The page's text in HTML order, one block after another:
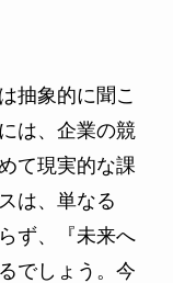
抽象的に聞こ
は、企業の競
て現実的な課
は、単なる
ず、『未来へ
でしょう。今